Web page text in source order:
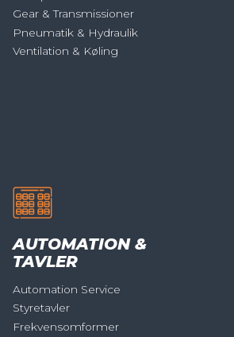
Gear & Transmissioner
Pneumatik & Hydraulik
Ventilation & Køling
AUTOMATION &
TAVLER
Automation Service
Styretavler
Frekvensomformer